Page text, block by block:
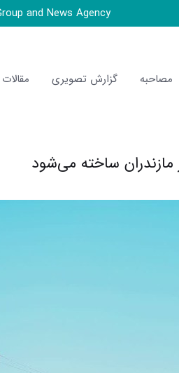
and News Agency
مصاحبه گزارش تصویری